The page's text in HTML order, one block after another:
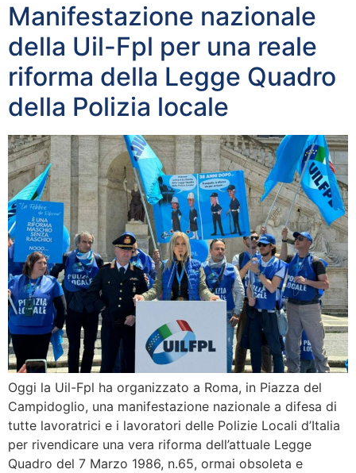
Manifestazione nazionale
della Uil-Fpl per una reale
riforma della Legge Quadro
della Polizia locale
Oggi la Uil-Fpl ha organizzato a Roma, in Piazza del
Campidoglio, una manifestazione nazionale a difesa di
tutte lavoratrici e i lavoratori delle Polizie Locali d’Italia
per rivendicare una vera riforma dell’attuale Legge
Quadro del 7 Marzo 1986, n.65, ormai obsoleta e